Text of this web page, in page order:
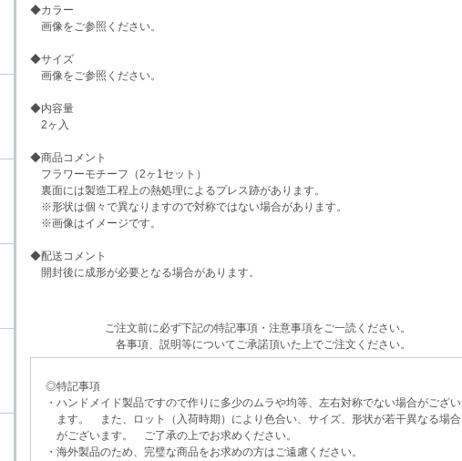
◆カラー
画像をご参照ください。
◆サイズ
画像をご参照ください。
◆内容量
2ヶ入
◆商品コメント
フラワーモチーフ（2ヶ1セット）
裏面には製造工程上の熱処理によるプレス跡があります。
※形状は個々で異なりますので対称ではない場合があります。
※画像はイメージです。
◆配送コメント
開封後に成形が必要となる場合があります。
ご注文前に必ず下記の特記事項・注意事項をご一読ください。
各事項、説明等についてご承諾頂いた上でご注文ください。
◎特記事項
・ハンドメイド製品ですので作りに多少のムラや均等、左右対称でない場合がござい
ます。 また、ロット（入荷時期）により色合い、サイズ、形状が若干異なる場合
がございます。 ご了承の上でお求めください。
・海外製品のため、完璧な商品をお求めの方はご遠慮ください。